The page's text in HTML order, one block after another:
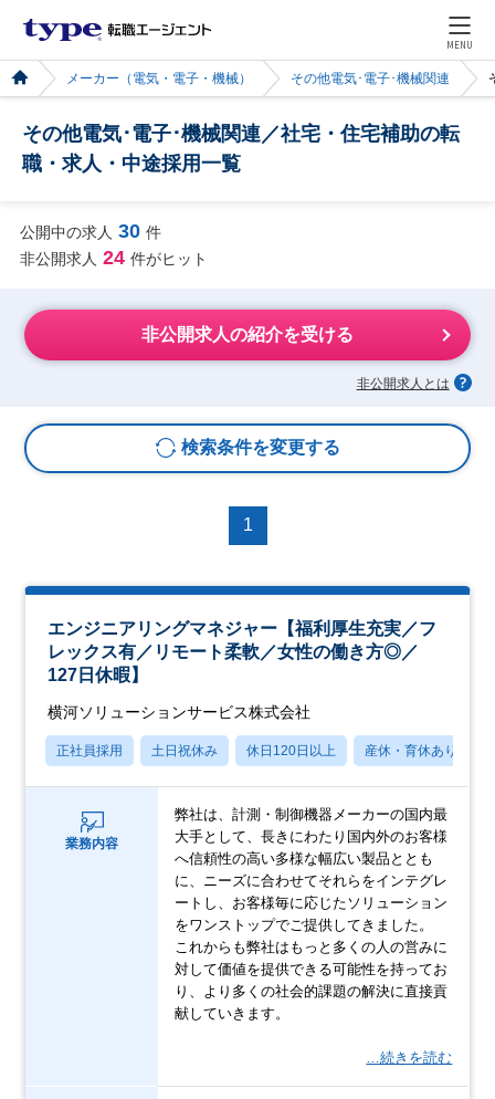
MENU
メーカー（電気・電子・機械） その他電気･電子･機械関連
その他電気･電子･機械関連／社宅・住宅補助の転
職・求人・中途採用一覧
公開中の求人 30 件
非公開求人 24 件がヒット
非公開求人の紹介を受ける
非公開求人とは
検索条件を変更する
1
エンジニアリングマネジャー【福利厚生充実／フ
レックス有／リモート柔軟／女性の働き方◎／
127日休暇】
横河ソリューションサービス株式会社
正社員採用 土日祝休み 休日120日以上 産休・育休あり
業務内容
弊社は、計測・制御機器メーカーの国内最
大手として、長きにわたり国内外のお客様
へ信頼性の高い多様な幅広い製品ととも
に、ニーズに合わせてそれらをインテグレ
ートし、お客様毎に応じたソリューション
をワンストップでご提供してきました。
これからも弊社はもっと多くの人の営みに
対して価値を提供できる可能性を持ってお
り、より多くの社会的課題の解決に直接貢
献していきます。
…続きを読む